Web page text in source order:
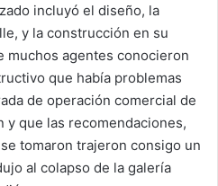
incluyó el diseño, la
y la construcción en su
muchos agentes conocieron
que había problemas
de operación comercial de
y que las recomendaciones,
tomaron trajeron consigo un
al colapso de la galería